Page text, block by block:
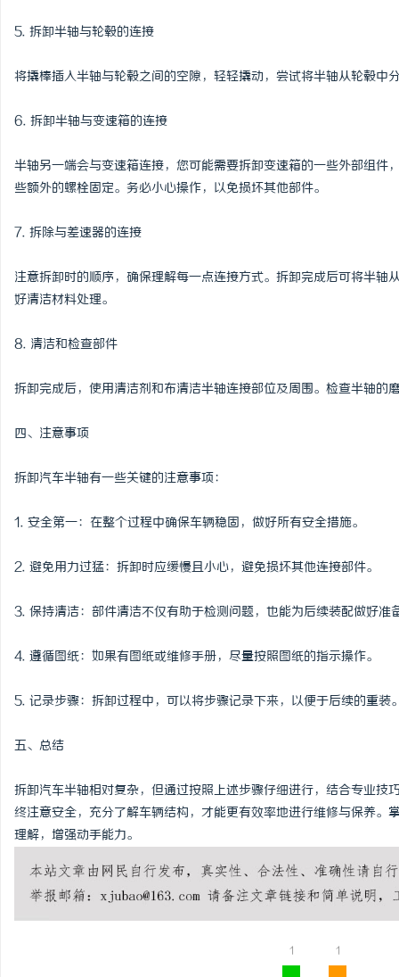
5. 拆卸半轴与轮毂的连接
将撬棒插入半轴与轮毂之间的空隙，轻轻撬动，尝试将半轴从轮毂中
6. 拆卸半轴与变速箱的连接
半轴另一端会与变速箱连接，您可能需要拆卸变速箱的一些外部组
些额外的螺栓固定。务必小心操作，以免损坏其他部件。
7. 拆除与差速器的连接
注意拆卸时的顺序，确保理解每一点连接方式。拆卸完成后可将半
好清洁材料处理。
8. 清洁和检查部件
拆卸完成后，使用清洁剂和布清洁半轴连接部位及周围。检查半轴的
四、注意事项
拆卸汽车半轴有一些关键的注意事项：
1. 安全第一：在整个过程中确保车辆稳固，做好所有安全措施。
2. 避免用力过猛：拆卸时应缓慢且小心，避免损坏其他连接部件。
3. 保持清洁：部件清洁不仅有助于检测问题，也能为后续装配做好准
4. 遵循图纸：如果有图纸或维修手册，尽量按照图纸的指示操作。
5. 记录步骤：拆卸过程中，可以将步骤记录下来，以便于后续的重装
五、总结
拆卸汽车半轴相对复杂，但通过按照上述步骤仔细进行，结合专业
终注意安全，充分了解车辆结构，才能更有效率地进行维修与保养
理解，增强动手能力。
1 1